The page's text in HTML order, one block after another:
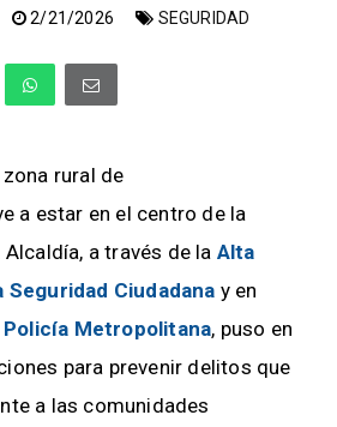
2/21/2026 SEGURIDAD
rural de
a estar en el centro de la
a través de la Alta
Seguridad Ciudadana y en
Policía Metropolitana, puso en
para prevenir delitos que
a las comunidades